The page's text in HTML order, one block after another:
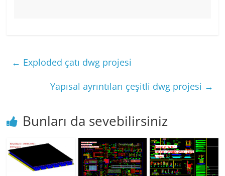
← Exploded çatı dwg projesi
Yapısal ayrıntıları çeşitli dwg projesi →
Bunları da sevebilirsiniz